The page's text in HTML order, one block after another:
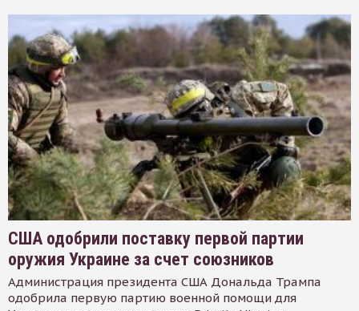
США одобрили поставку первой партии
оружия Украине за счет союзников
Администрация президента США Дональда Трампа
одобрила первую партию военной помощи для